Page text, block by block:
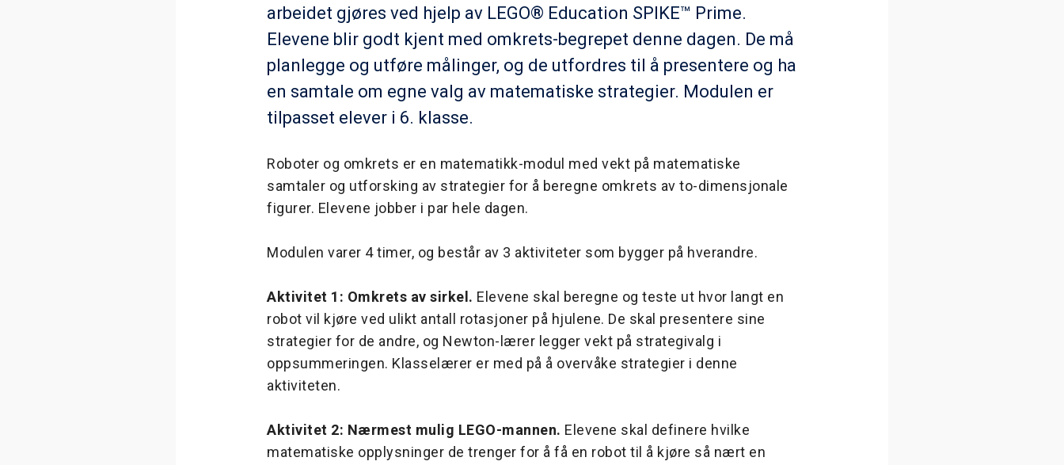
arbeidet gjøres ved hjelp av LEGO® Education SPIKE™ Prime.
Elevene blir godt kjent med omkrets-begrepet denne dagen. De må
planlegge og utføre målinger, og de utfordres til å presentere og ha
en samtale om egne valg av matematiske strategier. Modulen er
tilpasset elever i 6. klasse.
Roboter og omkrets er en matematikk-modul med vekt på matematiske
samtaler og utforsking av strategier for å beregne omkrets av to-dimensjonale
figurer. Elevene jobber i par hele dagen.
Modulen varer 4 timer, og består av 3 aktiviteter som bygger på hverandre.
Aktivitet 1: Omkrets av sirkel. Elevene skal beregne og teste ut hvor langt en
robot vil kjøre ved ulikt antall rotasjoner på hjulene. De skal presentere sine
strategier for de andre, og Newton-lærer legger vekt på strategivalg i
oppsummeringen. Klasselærer er med på å overvåke strategier i denne
aktiviteten.
Aktivitet 2: Nærmest mulig LEGO-mannen. Elevene skal definere hvilke
matematiske opplysninger de trenger for å få en robot til å kjøre så nært en